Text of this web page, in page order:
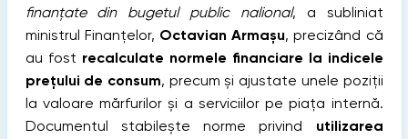
finanțate din bugetul public nаliоnаl, a subliniat
ministrul Finanțelor, Octavian Armașu, precizând că
au fost recalculate normele financiare la indicele
prețului de consum, precum și ajustate unele poziții
la valoare mărfurilor și a serviciilor pe piața internă.
Documentul stabilește norme privind utilizarea